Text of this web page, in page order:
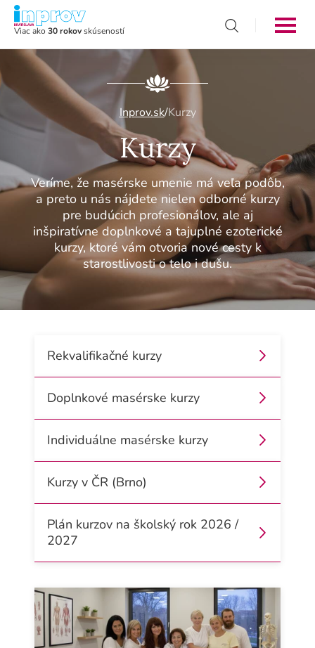
Viac ako 30 rokovskúseností
Inprov.sk/Kurzy
Kurzy
Veríme, že masérske umenie má veľa podôb,
a preto u nás nájdete nielen odborné kurzy
pre budúcich profesionálov, ale aj
inšpiratívne doplnkové a tajuplné ezoterické
kurzy, ktoré vám otvoria nové cesty k
starostlivosti o telo i dušu.
Rekvalifikačné kurzy
Doplnkové masérske kurzy
Individuálne masérske kurzy
Kurzy v ČR (Brno)
Plán kurzov na školský rok 2026 /
2027